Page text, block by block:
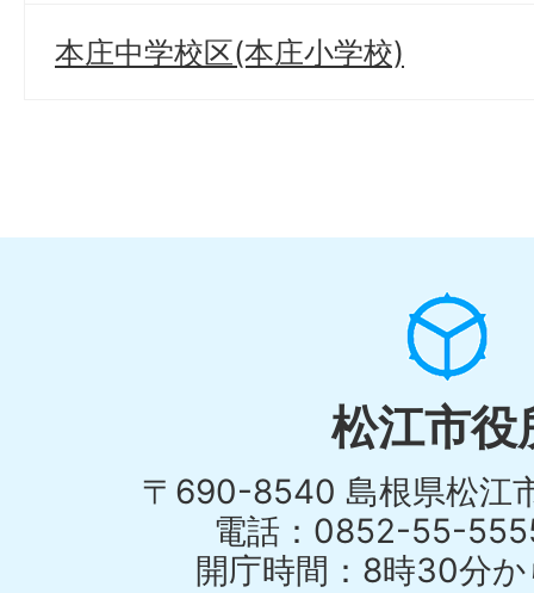
本庄中学校区(本庄小学校)
松江市役
〒690-8540 島根県松江
電話：0852-55-
開庁時間：8時30分